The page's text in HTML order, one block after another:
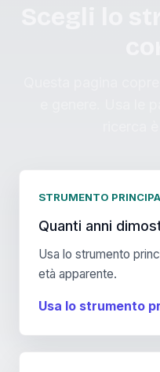
STRUMENTO
Quanti anni
Usa lo strumento
età apparente.
Usa lo strumento